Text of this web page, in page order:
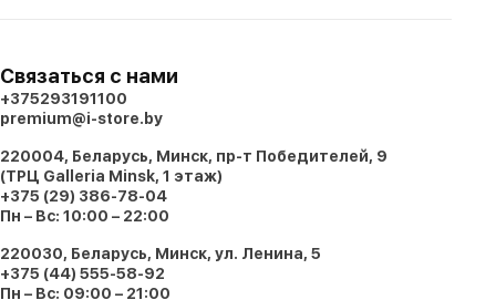
Связаться с нами
+375293191100
premium@i-store.by
220004, Беларусь, Минск, пр-т Победителей, 9
(ТРЦ Galleria Minsk, 1 этаж)
+375 (29) 386-78-04
Пн – Вс: 10:00 – 22:00
220030, Беларусь, Минск, ул. Ленина, 5
+375 (44) 555-58-92
Пн – Вс: 09:00 – 21:00